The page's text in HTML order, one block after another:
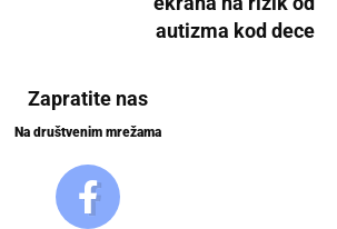
autizma kod dece
Zapratite nas
Na društvenim mrežama